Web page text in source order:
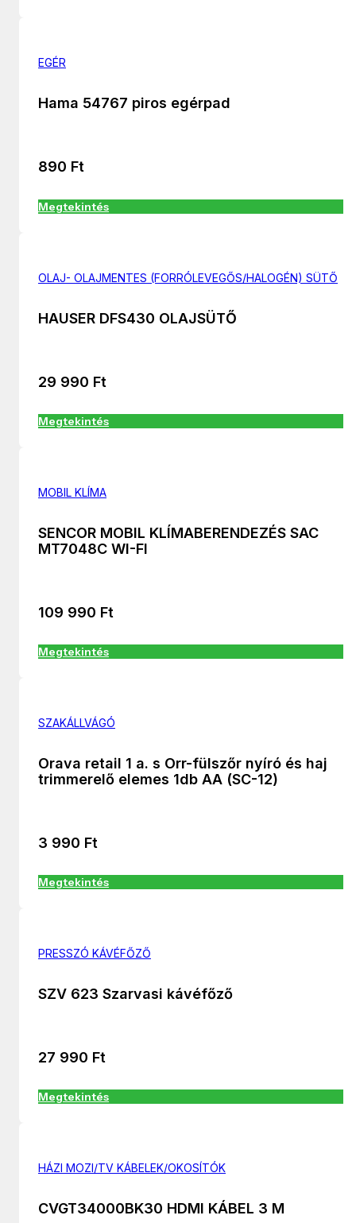
EGÉR
Hama 54767 piros egérpad
890 Ft
Megtekintés
OLAJ- OLAJMENTES (FORRÓLEVEGŐS/HALOGÉN) SÜTŐ
HAUSER DFS430 OLAJSÜTŐ
29 990 Ft
Megtekintés
MOBIL KLÍMA
SENCOR MOBIL KLÍMABERENDEZÉS SAC
MT7048C WI-FI
109 990 Ft
Megtekintés
SZAKÁLLVÁGÓ
Orava retail 1 a. s Orr-fülszőr nyíró és haj
trimmerelő elemes 1db AA (SC-12)
3 990 Ft
Megtekintés
PRESSZÓ KÁVÉFŐZŐ
SZV 623 Szarvasi kávéfőző
27 990 Ft
Megtekintés
HÁZI MOZI/TV KÁBELEK/OKOSÍTÓK
CVGT34000BK30 HDMI KÁBEL 3 M